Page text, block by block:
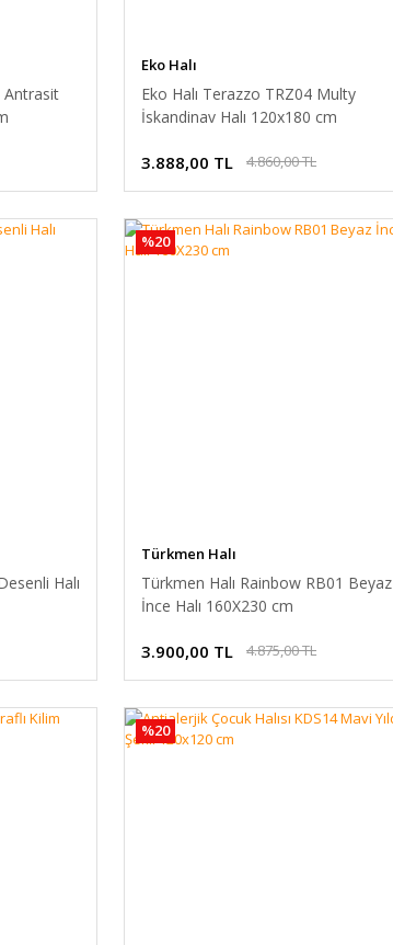
Antrasit
Eko Halı
Eko Halı Terazzo TRZ04 Multy
İskandinav Halı 120x180 cm
3.888,00 TL 4.860,00 TL
Halı
%20
Türkmen Halı
Türkmen Halı Rainbow RB01 Beyaz
İnce Halı 160X230 cm
3.900,00 TL 4.875,00 TL
%20